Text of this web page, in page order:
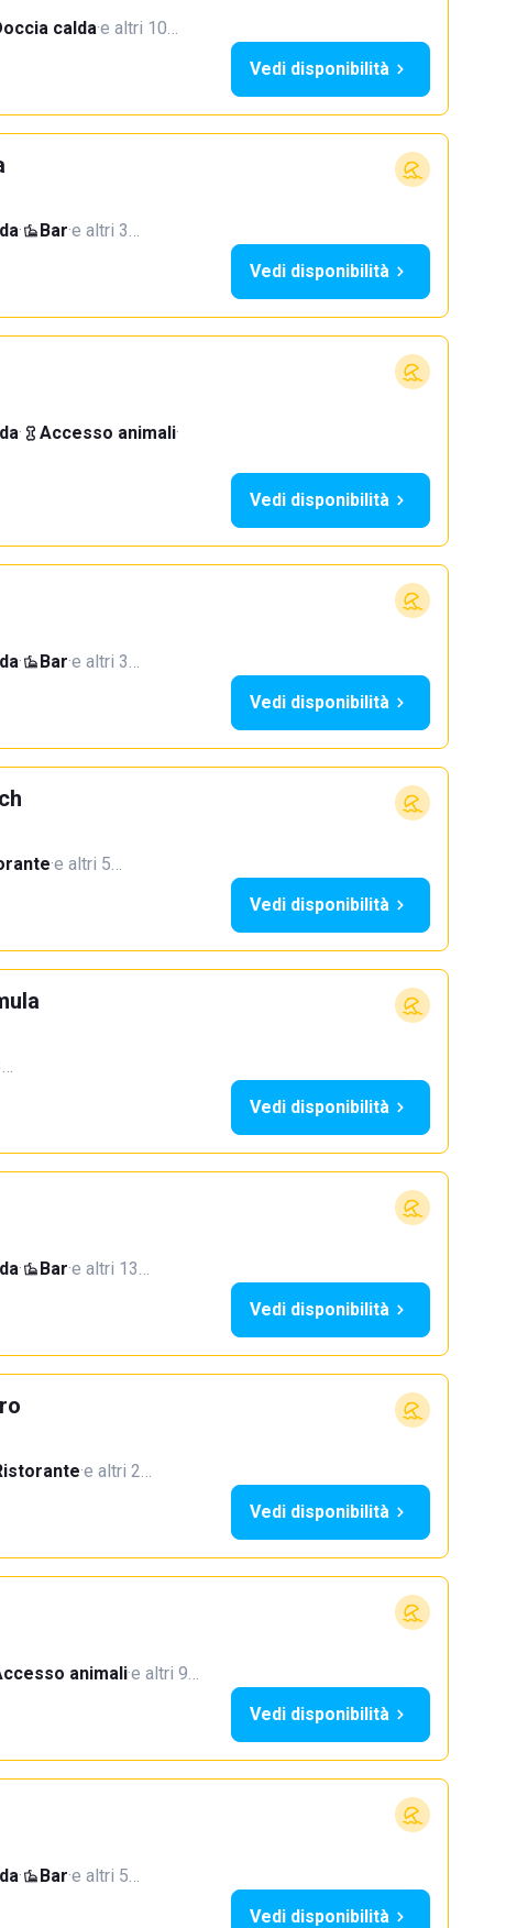
calda·e altri 10…
Vedi disponibilità
· Bar·e altri 3…
Vedi disponibilità
· Accesso animali·
Vedi disponibilità
· Bar·e altri 3…
Vedi disponibilità
·e altri 5…
Vedi disponibilità
Vedi disponibilità
· Bar·e altri 13…
Vedi disponibilità
·e altri 2…
Vedi disponibilità
animali·e altri 9…
Vedi disponibilità
· Bar·e altri 5…
Vedi disponibilità